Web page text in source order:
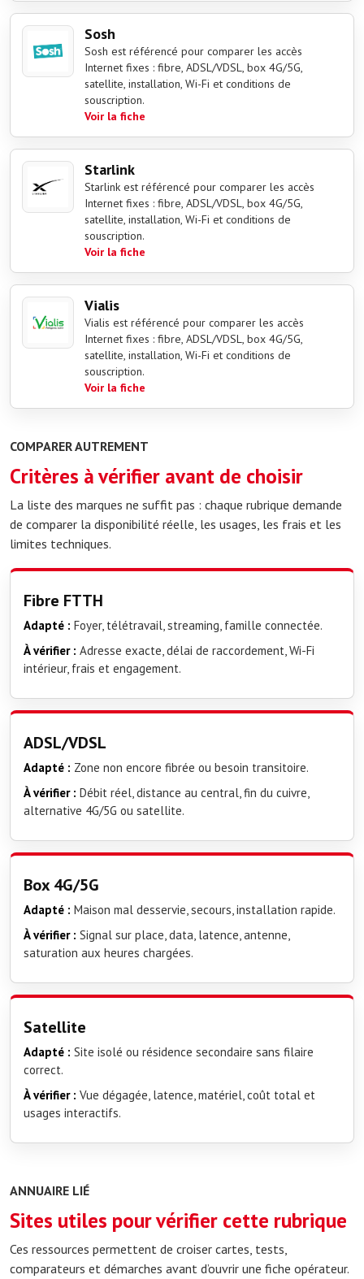
Sosh
Sosh est référencé pour comparer les accès
Internet fixes : fibre, ADSL/VDSL, box 4G/5G,
satellite, installation, Wi-Fi et conditions de
souscription.
Voir la fiche
Starlink
Starlink est référencé pour comparer les accès
Internet fixes : fibre, ADSL/VDSL, box 4G/5G,
satellite, installation, Wi-Fi et conditions de
souscription.
Voir la fiche
Vialis
Vialis est référencé pour comparer les accès
Internet fixes : fibre, ADSL/VDSL, box 4G/5G,
satellite, installation, Wi-Fi et conditions de
souscription.
Voir la fiche
COMPARER AUTREMENT
Critères à vérifier avant de choisir
La liste des marques ne suffit pas : chaque rubrique demande
de comparer la disponibilité réelle, les usages, les frais et les
limites techniques.
Fibre FTTH
Adapté : Foyer, télétravail, streaming, famille connectée.
À vérifier : Adresse exacte, délai de raccordement, Wi-Fi
intérieur, frais et engagement.
ADSL/VDSL
Adapté : Zone non encore fibrée ou besoin transitoire.
À vérifier : Débit réel, distance au central, fin du cuivre,
alternative 4G/5G ou satellite.
Box 4G/5G
Adapté : Maison mal desservie, secours, installation rapide.
À vérifier : Signal sur place, data, latence, antenne,
saturation aux heures chargées.
Satellite
Adapté : Site isolé ou résidence secondaire sans filaire
correct.
À vérifier : Vue dégagée, latence, matériel, coût total et
usages interactifs.
ANNUAIRE LIÉ
Sites utiles pour vérifier cette rubrique
Ces ressources permettent de croiser cartes, tests,
comparateurs et démarches avant d’ouvrir une fiche opérateur.